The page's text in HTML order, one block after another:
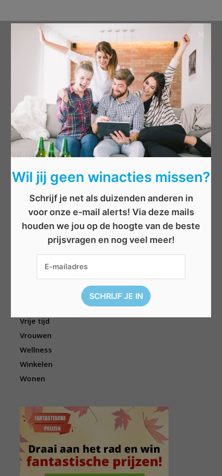
Categorieën
Cadeau
Dieren
Elektronica
Eten/drinken
Kinderen
Overige
Televisie
Topwedstrijden
Vrije tijd
Vrouwen
Wellness
Winkelen
Wonen
Wil jij geen winacties missen?
Schrijf je net als duizenden anderen in
voor onze e-mail alerts! Via deze mails
houden we jou op de hoogte van de beste
prijsvragen en nog veel meer!